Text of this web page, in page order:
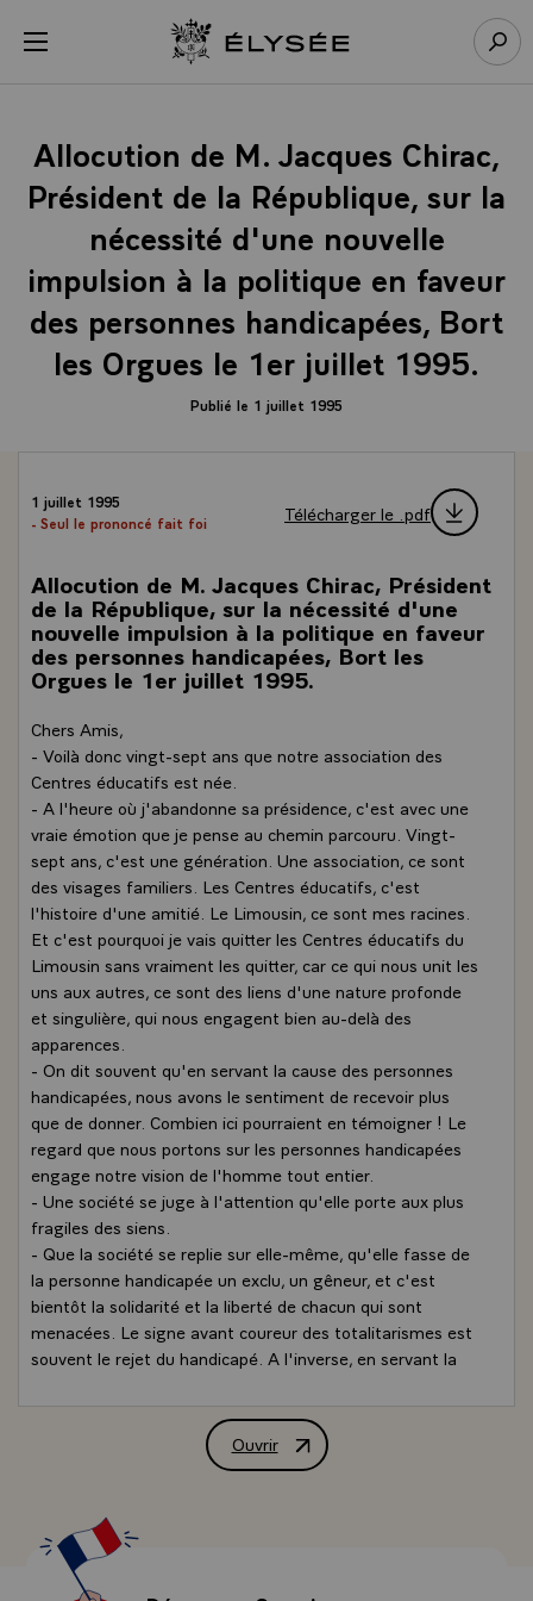
menu Retour à l’accueil Élysée
Allocution de M. Jacques Chirac,
Président de la République, sur la
nécessité d'une nouvelle
impulsion à la politique en faveur
des personnes handicapées, Bort
les Orgues le 1er juillet 1995.
Publié le 1 juillet 1995
1 juillet 1995
- Seul le prononcé fait foi
Télécharger le .pdf
Allocution de M. Jacques Chirac, Président
de la République, sur la nécessité d'une
nouvelle impulsion à la politique en faveur
des personnes handicapées, Bort les
Orgues le 1er juillet 1995.
Chers Amis,
- Voilà donc vingt-sept ans que notre association des
Centres éducatifs est née.
- A l'heure où j'abandonne sa présidence, c'est avec une
vraie émotion que je pense au chemin parcouru. Vingt-
sept ans, c'est une génération. Une association, ce sont
des visages familiers. Les Centres éducatifs, c'est
l'histoire d'une amitié. Le Limousin, ce sont mes racines.
Et c'est pourquoi je vais quitter les Centres éducatifs du
Limousin sans vraiment les quitter, car ce qui nous unit les
uns aux autres, ce sont des liens d'une nature profonde
et singulière, qui nous engagent bien au-delà des
apparences.
- On dit souvent qu'en servant la cause des personnes
handicapées, nous avons le sentiment de recevoir plus
que de donner. Combien ici pourraient en témoigner ! Le
regard que nous portons sur les personnes handicapées
engage notre vision de l'homme tout entier.
- Une société se juge à l'attention qu'elle porte aux plus
fragiles des siens.
- Que la société se replie sur elle-même, qu'elle fasse de
la personne handicapée un exclu, un gêneur, et c'est
bientôt la solidarité et la liberté de chacun qui sont
menacées. Le signe avant coureur des totalitarismes est
souvent le rejet du handicapé. A l'inverse, en servant la
République, qui sont avant tout des valeurs de
avec ceux qui ne sont pas tout à fait comme les autres
est une aventure individuelle, affective, qui est le secret
de chacun d'entre nous. Depuis que notre association
agit et se développe, c'est une multitude de parcours
Ouvrir
Allocution de M. Jacques Chirac,
Panneau de gestion des cookies